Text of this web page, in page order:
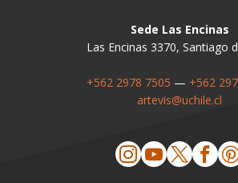
Sede Las Encinas
Las Encinas 3370, Santiago
+562 2978 7505 — +562
artevis@uchile.cl